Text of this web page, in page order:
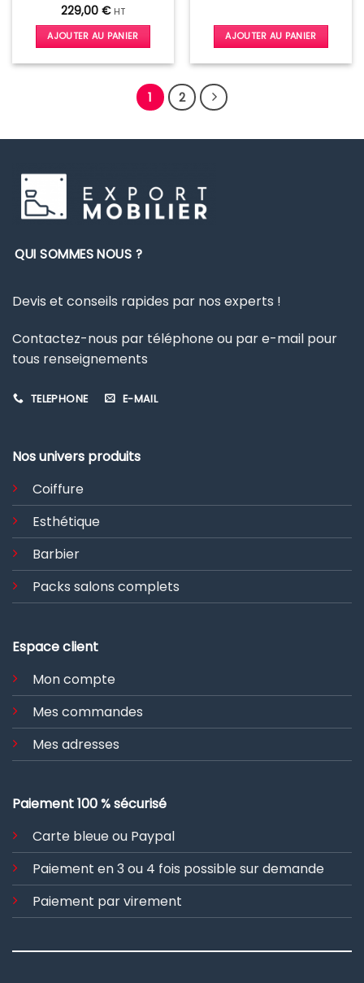
229,00 € HT
AJOUTER AU PANIER
AJOUTER AU PANIER
1 2
QUI SOMMES NOUS ?
Devis et conseils rapides par nos experts !
Contactez-nous par téléphone ou par e-mail pour
tous renseignements
TELEPHONE E-MAIL
Nos univers produits
Coiffure
Esthétique
Barbier
Packs salons complets
Espace client
Mon compte
Mes commandes
Mes adresses
Paiement 100 % sécurisé
Carte bleue ou Paypal
Paiement en 3 ou 4 fois possible sur demande
Paiement par virement